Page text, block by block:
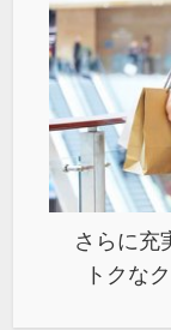
さらに充
トクな